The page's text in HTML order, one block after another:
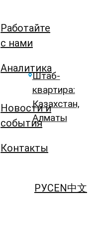
Работайте
с нами
Аналитика
Новости и
события
Контакты
Штаб-
квартира:
Казахстан,
Алматы
РУСEN中文